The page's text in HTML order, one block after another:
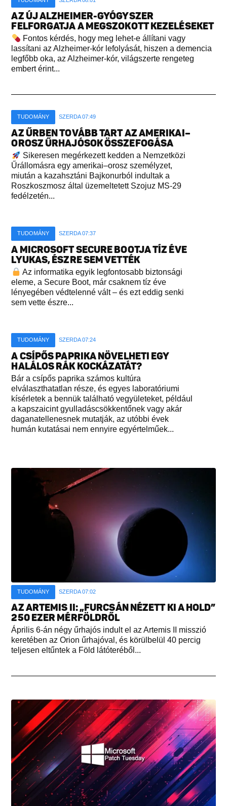
AZ ÚJ ALZHEIMER-GYÓGYSZER
FELFORGATJA A MEGSZOKOTT KEZELÉSEKET
Fontos kérdés, hogy meg lehet-e állítani vagy
lassítani az Alzheimer-kór lefolyását, hiszen a demencia
legfőbb oka, az Alzheimer-kór, világszerte rengeteg
embert érint...
TUDOMÁNY SZERDA 07:49
AZ ŰRBEN TOVÁBB TART AZ AMERIKAI–
OROSZ ŰRHAJÓSOK ÖSSZEFOGÁSA
Sikeresen megérkezett kedden a Nemzetközi
Űrállomásra egy amerikai–orosz személyzet,
miután a kazahsztáni Bajkonurból indultak a
Roszkoszmosz által üzemeltetett Szojuz MS-29
fedélzetén...
TUDOMÁNY SZERDA 07:37
A MICROSOFT SECURE BOOTJA TÍZ ÉVE
LYUKAS, ÉSZRE SEM VETTÉK
Az informatika egyik legfontosabb biztonsági
eleme, a Secure Boot, már csaknem tíz éve
lényegében védtelenné vált – és ezt eddig senki
sem vette észre...
TUDOMÁNY SZERDA 07:24
A CSÍPŐS PAPRIKA NÖVELHETI EGY
HALÁLOS RÁK KOCKÁZATÁT?
Bár a csípős paprika számos kultúra
elválaszthatatlan része, és egyes laboratóriumi
kísérletek a bennük található vegyületeket, például
a kapszaicint gyulladáscsökkentőnek vagy akár
daganatellenesnek mutatják, az utóbbi évek
humán kutatásai nem ennyire egyértelműek...
TUDOMÁNY SZERDA 07:02
AZ ARTEMIS II: „FURCSÁN NÉZETT KI A HOLD”
250 EZER MÉRFÖLDRŐL
Április 6-án négy űrhajós indult el az Artemis II misszió
keretében az Orion űrhajóval, és körülbelül 40 percig
teljesen eltűntek a Föld látóteréből...